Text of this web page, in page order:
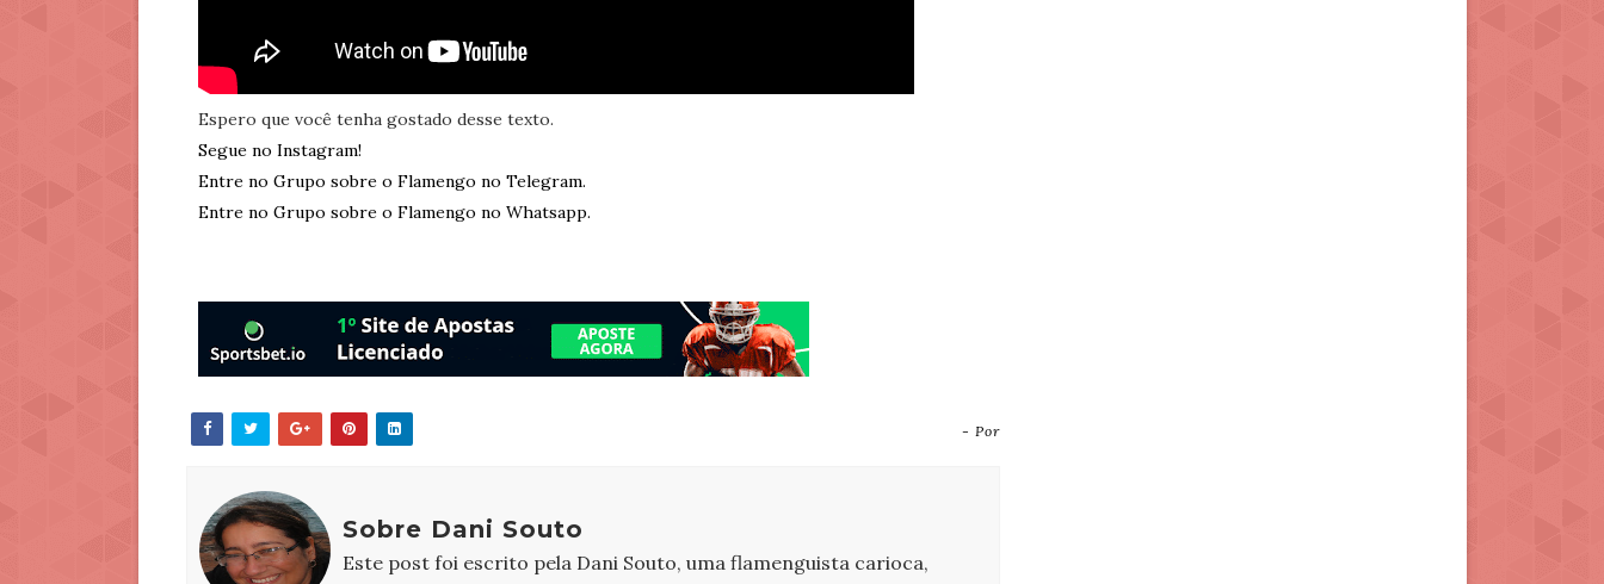
Espero que você tenha gostado desse texto.
Segue no Instagram!
Entre no Grupo sobre o Flamengo no Telegram.
Entre no Grupo sobre o Flamengo no Whatsapp.
- Por
Sobre Dani Souto
Este post foi escrito pela Dani Souto, uma flamenguista carioca,